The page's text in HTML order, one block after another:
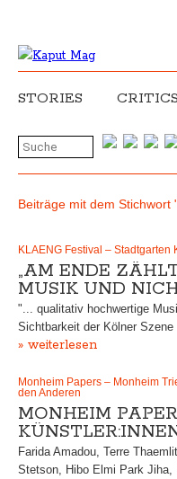
STORIES CRITICS
Beiträge mit dem
KLAENG Festival –
„AM ENDE
MUSIK UND
"... qualitativ hochwertige
Sichtbarkeit der Kölner
» weiterlesen
Monheim Papers – Monheim
den Anderen
MONHEIM
Farida Amadou, Terre
Stetson, Hibo Elmi Park